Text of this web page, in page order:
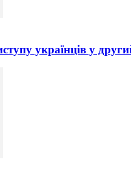
українців у